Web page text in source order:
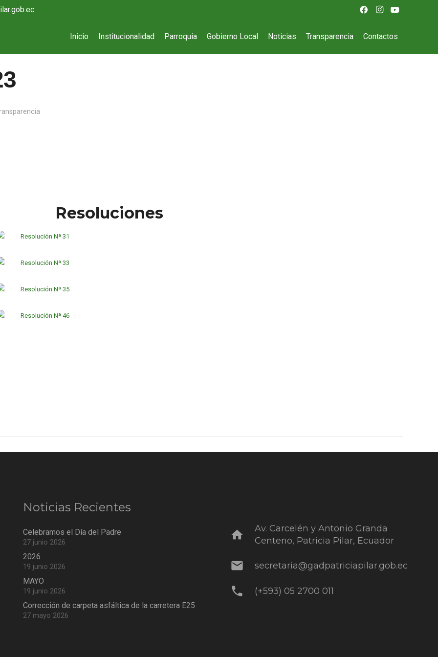
Inicio Institucionalidad Parroquia Gobierno Local Noticias Transparencia Contactos
Resoluciones
Resolución Nª 31
Resolución Nª 33
Resolución Nª 35
Resolución Nª 46
Noticias Recientes
Celebramos el Día del Padre
27 junio 2026
2026
19 junio 2026
MAYO
19 junio 2026
Corrección de carpeta asfáltica de la carretera E25
27 mayo 2026
home
Av. Carcelén y Antonio Granda
Centeno, Patricia Pilar, Ecuador
mail secretaria@gadpatriciapilar.gob.ec
phone (+593) 05 2700 011